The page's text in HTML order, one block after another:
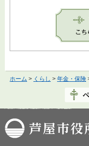
ホーム > くらし > 年金・保険
芦屋市役所